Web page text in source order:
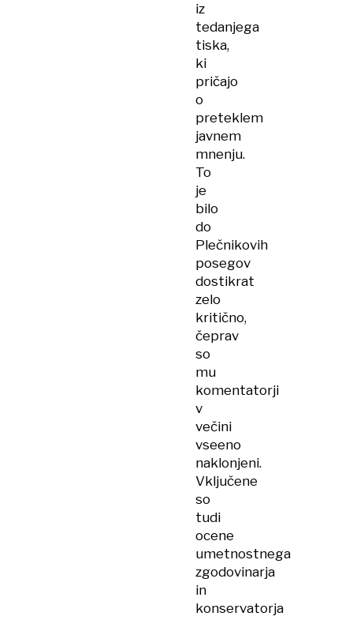
iz
tedanjega
tiska,
ki
pričajo
o
preteklem
javnem
mnenju.
To
je
bilo
do
Plečnikovih
posegov
dostikrat
zelo
kritično,
čeprav
so
mu
komentatorji
v
večini
vseeno
naklonjeni.
Vključene
so
tudi
ocene
umetnostnega
zgodovinarja
in
konservatorja